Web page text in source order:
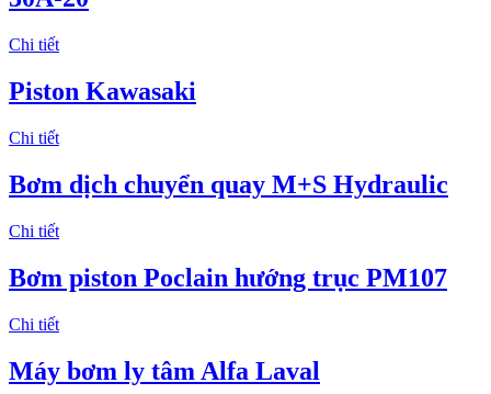
Chi tiết
Piston Kawasaki
Chi tiết
Bơm dịch chuyển quay M+S Hydraulic
Chi tiết
Bơm piston Poclain hướng trục PM107
Chi tiết
Máy bơm ly tâm Alfa Laval